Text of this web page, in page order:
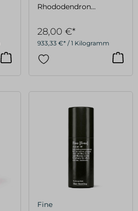
Rhododendron
933,33 €* / 1 Kilogramm
28,00 €*
Fine